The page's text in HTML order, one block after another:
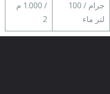
جرام / 100
لتر ماء
/ 1.000 م
2